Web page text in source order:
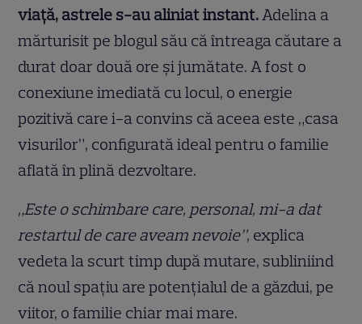
viață, astrele s-au aliniat instant.Adelina a
mărturisit pe blogul său că întreaga căutare a
durat doar două ore și jumătate. A fost o
conexiune imediată cu locul, o energie
pozitivă care i-a convins că aceea este „casa
visurilor”, configurată ideal pentru o familie
aflată în plină dezvoltare.
„Este o schimbare care, personal, mi-a dat
restartul de care aveam nevoie”, explica
vedeta la scurt timp după mutare, subliniind
că noul spațiu are potențialul de a găzdui, pe
viitor, o familie chiar mai mare.